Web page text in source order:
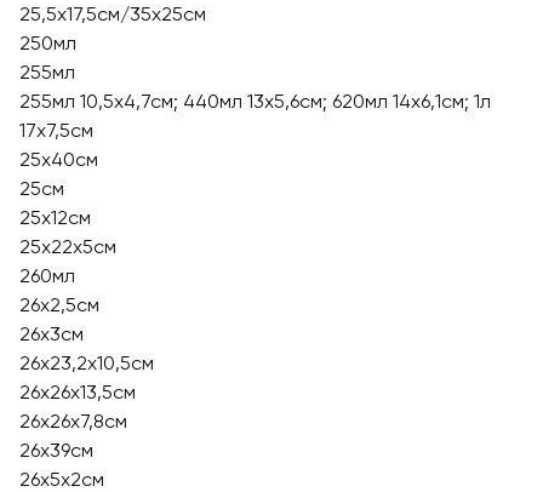
25,5х17,5см/35х25см
250мл
255мл
255мл 10,5х4,7см; 440мл 13х5,6см; 620мл 14х6,1см; 1л
17х7,5см
25x40см
25см
25х12см
25х22х5см
260мл
26x2,5см
26x3см
26х23,2х10,5см
26х26х13,5см
26х26х7,8см
26х39см
26х5х2см